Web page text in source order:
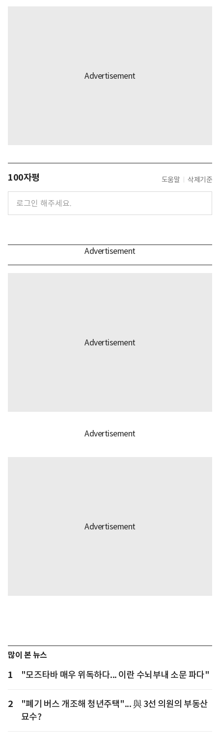
100자평 도움말 삭제기준
많이 본 뉴스
1 "모즈타바 매우 위독하다... 이란 수뇌부내 소문 파다"
2
"폐기 버스 개조해 청년주택"... 與 3선 의원의 부동산
묘수?